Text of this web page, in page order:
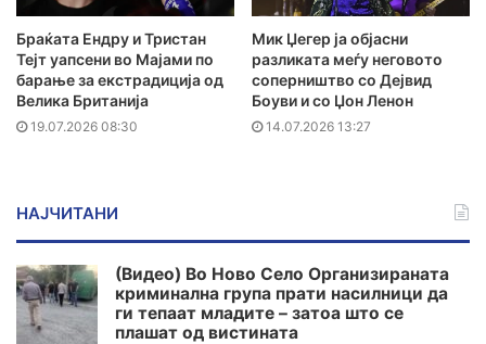
Браќата Ендру и Тристан
Тејт уапсени во Мајами по
барање за екстрадиција од
Велика Британија
19.07.2026 08:30
Мик Џегер ја објасни
разликата меѓу неговото
соперништво со Дејвид
Боуви и со Џон Ленон
14.07.2026 13:27
НАЈЧИТАНИ
(Видео) Во Ново Село Организираната
криминална група прати насилници да
ги тепаат младите – затоа што се
плашат од вистината